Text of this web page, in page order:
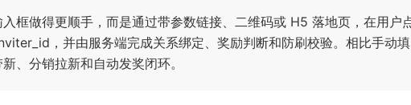
框做得更顺手，而是通过带参数链接、二维码或 H5 落地页，在用户
，并由服务端完成关系绑定、奖励判断和防刷校验。相比手动填
、分销拉新和自动发奖闭环。